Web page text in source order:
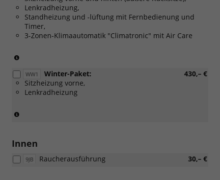
Lenkradheizung,
Standheizung und -lüftung mit Fernbedienung und
Timer,
3-Zonen-Klimaautomatik "Climatronic" mit Air Care
Verbinding
mit:
[WL2]
(Nicht
für
Mildhybrid))
WW1 430,– €
Winter-Paket:
Sitzheizung vorne,
Lenkradheizung
Innen
9JB 30,– €
Raucherausführung